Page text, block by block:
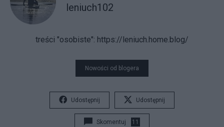
leniuch102
treści "osobiste": https://leniuch.home.blog/
Nowości od blogera
Udostępnij Udostępnij
Skomentuj 11